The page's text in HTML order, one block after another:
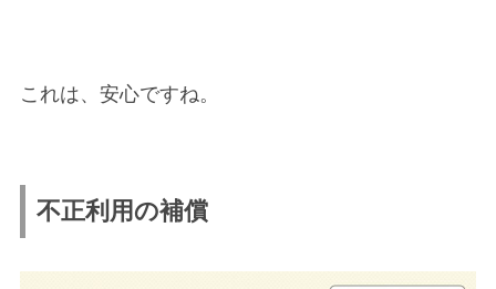
これは、安心ですね。
不正利用の補償